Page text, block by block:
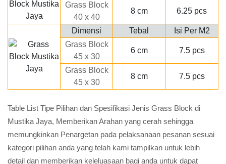
Grass Block
40 x 40
8 cm 6.25 pcs
Dimensi Tebal
Isi Per M2
Grass Block
45 x 30
6 cm 7.5 pcs
Grass Block
45 x 30
8 cm 7.5 pcs
Table List Tipe Pilihan dan Spesifikasi Jenis Grass Block di
Mustika Jaya, Memberikan Arahan yang cerah sehingga
memungkinkan Penargetan pada pelaksanaan pesanan sesuai
kategori pilihan anda yang telah kami tampilkan untuk lebih
detail dan memberikan keleluasaan bagi anda untuk dapat